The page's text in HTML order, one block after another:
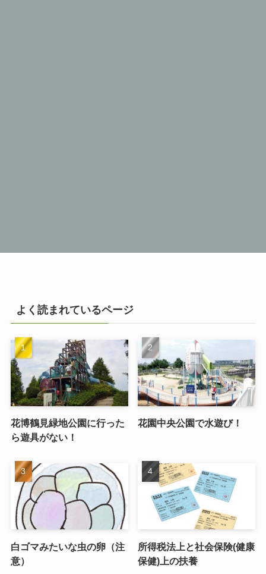
よく読まれているページ
花博鶴見緑地公園に行った
ら遊具がない！
花園中央公園で水遊び！
白ゴマみたいな虫の卵（注
意）
所得税法上と社会保険(健康
保健)上の扶養